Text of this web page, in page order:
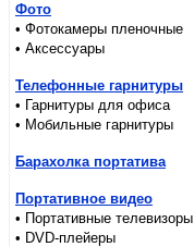
Фото
• Фотокамеры пленочные
• Аксессуары
Телефонные гарнитуры
• Гарнитуры для офиса
• Мобильные гарнитуры
Барахолка портатива
Портативное видео
• Портативные телевизоры
• DVD-плейеры